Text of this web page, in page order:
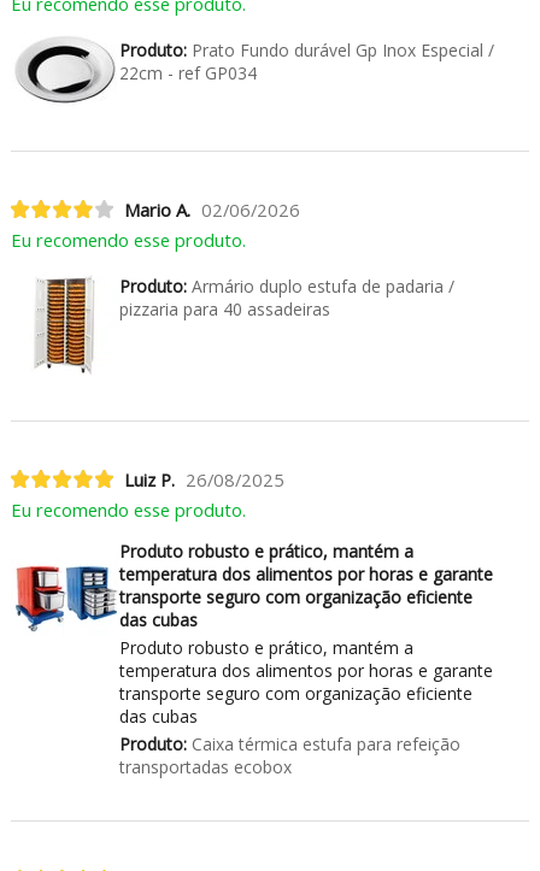
Produto:Prato Fundo durável Gp Inox Especial /
22cm - ref GP034
Mario A. 02/06/2026
Eu recomendo esse produto.
Produto:Armário duplo estufa de padaria /
pizzaria para 40 assadeiras
Luiz P. 26/08/2025
Eu recomendo esse produto.
Produto robusto e prático, mantém a
temperatura dos alimentos por horas e garante
transporte seguro com organização eficiente
das cubas
Produto robusto e prático, mantém a
temperatura dos alimentos por horas e garante
transporte seguro com organização eficiente
das cubas
Produto:Caixa térmica estufa para refeição
transportadas ecobox